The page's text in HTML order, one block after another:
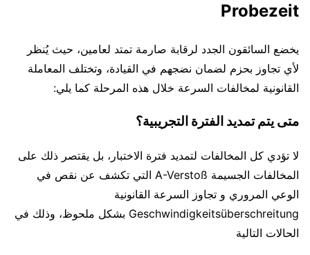
Probezeit
يخضع السائقون الجدد لرقابة صارمة تمتد لعامين، حيث يُنظر
لأي تجاوز بحزم لضمان نضجهم في القيادة، وتختلف المعاملة
القانونية لمخالفات السرعة خلال هذه المرحلة كما يلي:
متى يتم تمديد الفترة التجريبية؟
لا تؤدي كل المخالفات لتمديد فترة الاختبار، بل يقتصر ذلك على
المخالفات الجسيمة A-Verstoß التي تكشف عن نقص في
الوعي المروري و تجاوز السرعة القانونية
Geschwindigkeitsüberschreitung بشكل ملحوظ، وذلك في
الحالات التالية